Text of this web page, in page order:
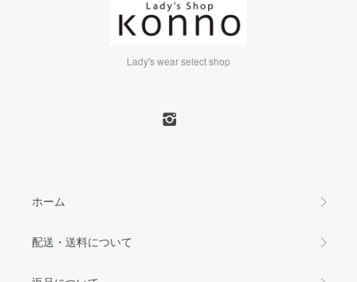
Lady's wear select shop
ホーム
配送・送料について